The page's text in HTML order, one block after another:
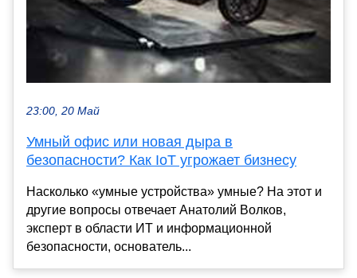
23:00, 20 Май
Умный офис или новая дыра в
безопасности? Как IoT угрожает бизнесу
Насколько «умные устройства» умные? На этот и
другие вопросы отвечает Анатолий Волков,
эксперт в области ИТ и информационной
безопасности, основатель...